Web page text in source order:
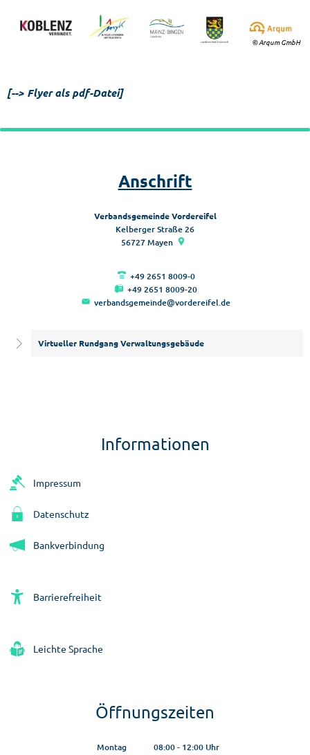
© Arqum GmbH
[--> Flyer als pdf-Datei]
Anschrift
Verbandsgemeinde Vordereifel
Kelberger Straße 26
56727 Mayen
+49 2651 8009-0
+49 2651 8009-20
verbandsgemeinde@vordereifel.de
Virtueller Rundgang Verwaltungsgebäude
Informationen
Impressum
Datenschutz
Bankverbindung
Barrierefreiheit
Leichte Sprache
Öffnungszeiten
Montag 08:00- 12:00Uhr